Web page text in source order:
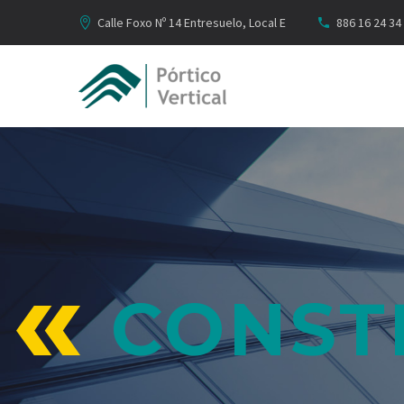
Calle Foxo Nº 14 Entresuelo, Local E 886 16 24 34